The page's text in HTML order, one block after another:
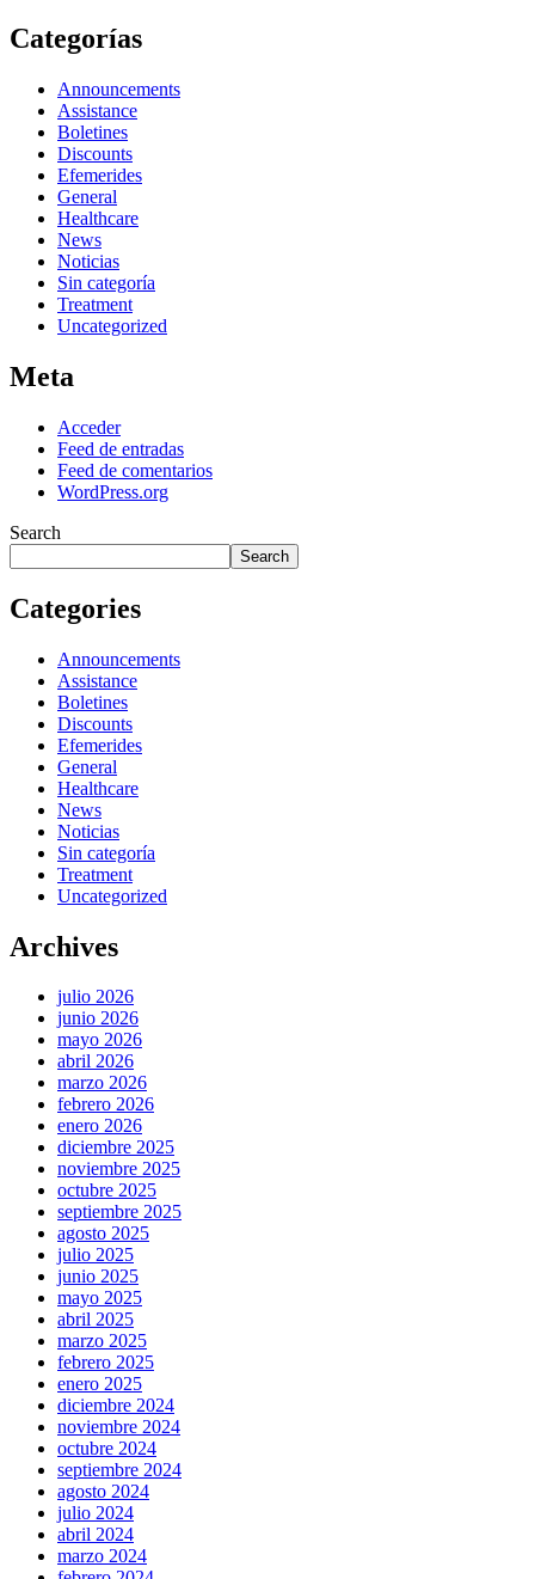
Categorías
Announcements
Assistance
Boletines
Discounts
Efemerides
General
Healthcare
News
Noticias
Sin categoría
Treatment
Uncategorized
Meta
Acceder
Feed de entradas
Feed de comentarios
WordPress.org
Search
Search
Categories
Announcements
Assistance
Boletines
Discounts
Efemerides
General
Healthcare
News
Noticias
Sin categoría
Treatment
Uncategorized
Archives
julio 2026
junio 2026
mayo 2026
abril 2026
marzo 2026
febrero 2026
enero 2026
diciembre 2025
noviembre 2025
octubre 2025
septiembre 2025
agosto 2025
julio 2025
junio 2025
mayo 2025
abril 2025
marzo 2025
febrero 2025
enero 2025
diciembre 2024
noviembre 2024
octubre 2024
septiembre 2024
agosto 2024
julio 2024
abril 2024
marzo 2024